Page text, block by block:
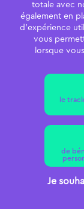
totale avec
également en
d’expérience
vous
lorsque
le
de
Je